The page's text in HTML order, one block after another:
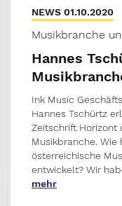
NEWS 01.10.2020
Musikbranche
Hannes
Ink Music
Hannes Tschürtz
Zeitschrift Horizont
Musikbranche.
österreichische
entwickelt? Wir
mehr